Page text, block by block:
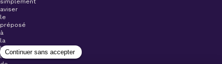
simplement
aviser
le
préposé
à
la
billetterie
lors